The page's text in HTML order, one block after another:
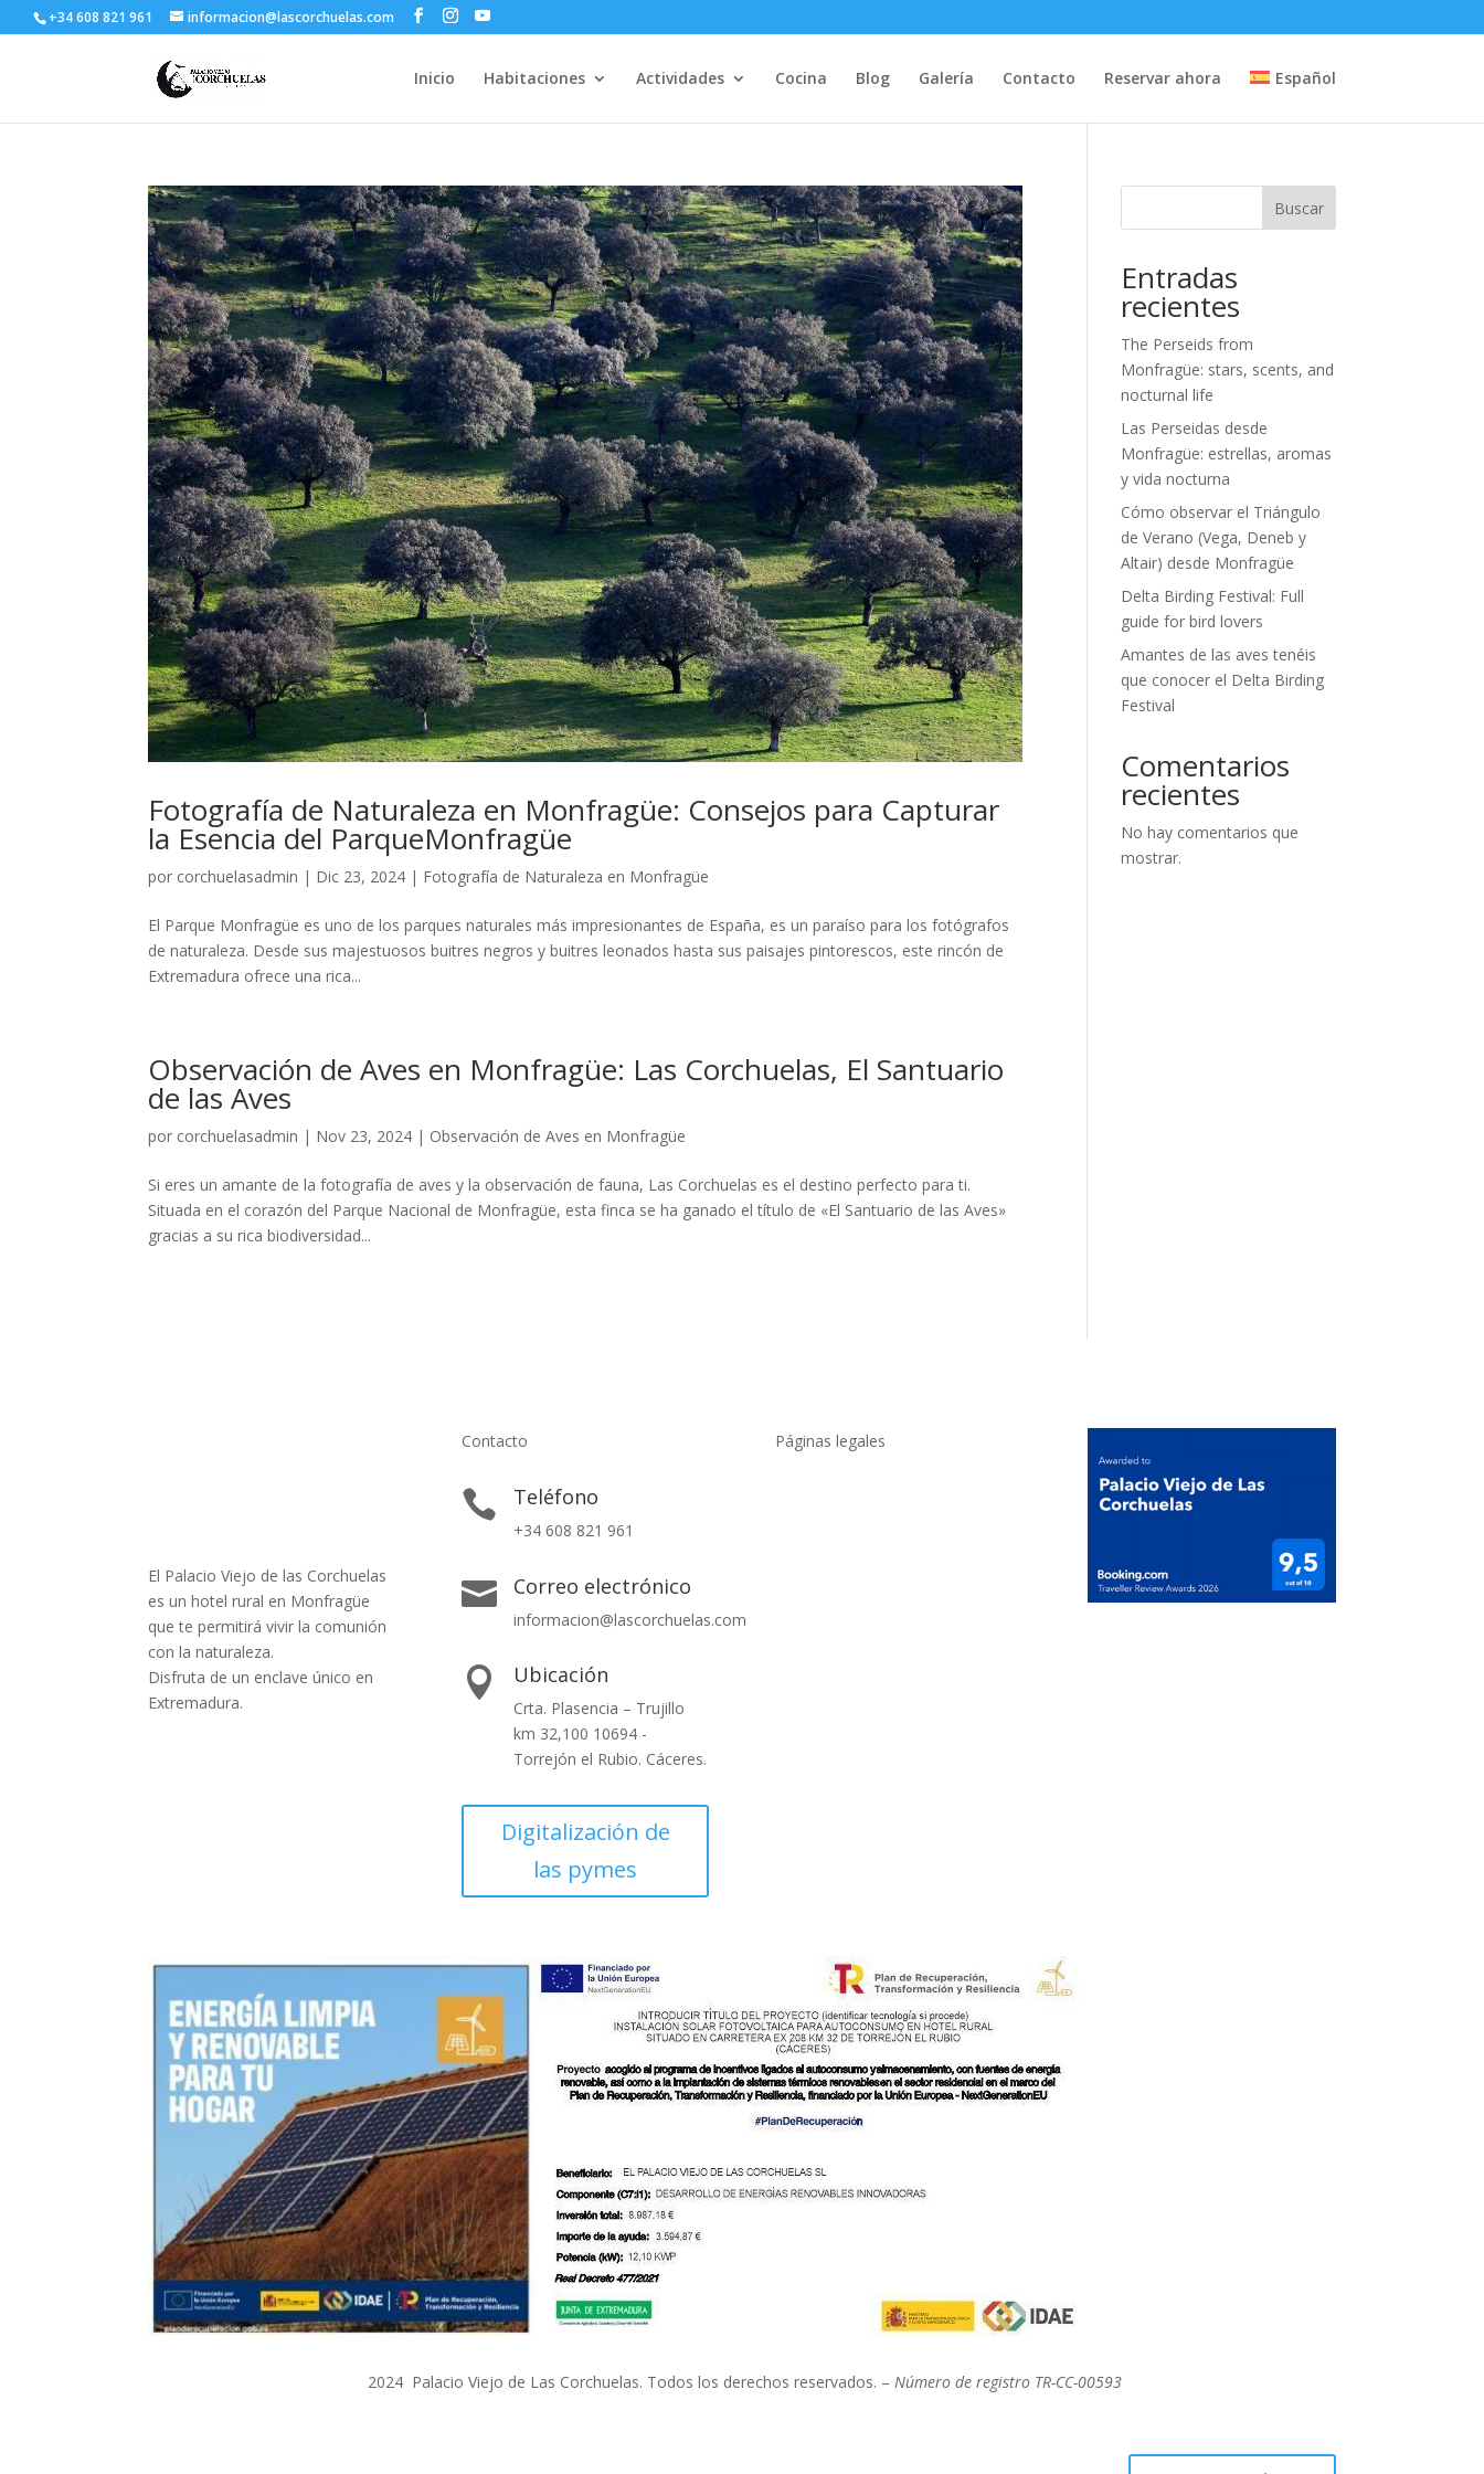
+34 608 821 961 informacion@lascorchuelas.com
Inicio Habitaciones Actividades Cocina Blog Galería Contacto Reservar ahora Español
Fotografía de Naturaleza en Monfragüe: Consejos para Capturar
la Esencia del ParqueMonfragüe
por corchuelasadmin | Dic 23, 2024 | Fotografía de Naturaleza en Monfragüe
El Parque Monfragüe es uno de los parques naturales más impresionantes de España, es un paraíso para los fotógrafos
de naturaleza. Desde sus majestuosos buitres negros y buitres leonados hasta sus paisajes pintorescos, este rincón de
Extremadura ofrece una rica...
Observación de Aves en Monfragüe: Las Corchuelas, El Santuario
de las Aves
por corchuelasadmin | Nov 23, 2024 | Observación de Aves en Monfragüe
Si eres un amante de la fotografía de aves y la observación de fauna, Las Corchuelas es el destino perfecto para ti.
Situada en el corazón del Parque Nacional de Monfragüe, esta finca se ha ganado el título de «El Santuario de las Aves»
gracias a su rica biodiversidad...
Buscar
Entradas
recientes
The Perseids from
Monfragüe: stars, scents, and
nocturnal life
Las Perseidas desde
Monfragüe: estrellas, aromas
y vida nocturna
Cómo observar el Triángulo
de Verano (Vega, Deneb y
Altair) desde Monfragüe
Delta Birding Festival: Full
guide for bird lovers
Amantes de las aves tenéis
que conocer el Delta Birding
Festival
Comentarios
recientes
No hay comentarios que
mostrar.
El Palacio Viejo de las Corchuelas
es un hotel rural en Monfragüe
que te permitirá vivir la comunión
con la naturaleza.
Disfruta de un enclave único en
Extremadura.
Contacto
 Teléfono
+34 608 821 961
 Correo electrónico
informacion@lascorchuelas.com
 Ubicación
Crta. Plasencia – Trujillo
km 32,100 10694 -
Torrejón el Rubio. Cáceres.
Digitalización de
las pymes
Páginas legales
2024 Palacio Viejo de Las Corchuelas. Todos los derechos reservados. – Número de registro TR-CC-00593